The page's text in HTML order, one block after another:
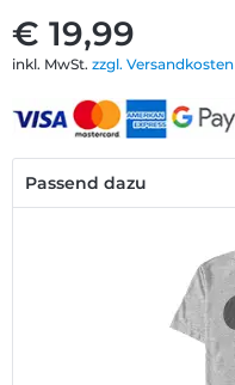
€ 19,99
inkl. MwSt. zzgl. Versandkosten
Passend dazu